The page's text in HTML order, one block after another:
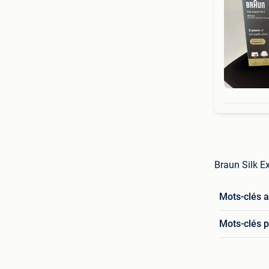
Braun Silk
Mots-clés
Mots-clés